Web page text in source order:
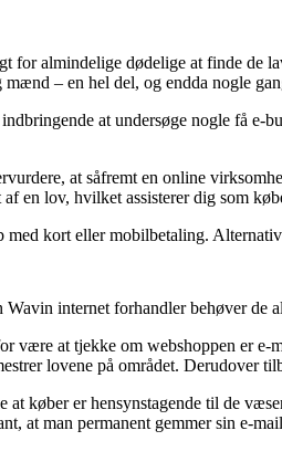
for almindelige dødelige at finde de
– en hel del, og endda nogle
at undersøge nogle få
at såfremt en online
en lov, hvilket assisterer dig som
med kort eller mobilbetaling.
Wavin internet forhandler behøver de
være at tjekke om webshoppen er
lovene på området. Derudover
at køber er hensynstagende til de
at man permanent gemmer sin e-